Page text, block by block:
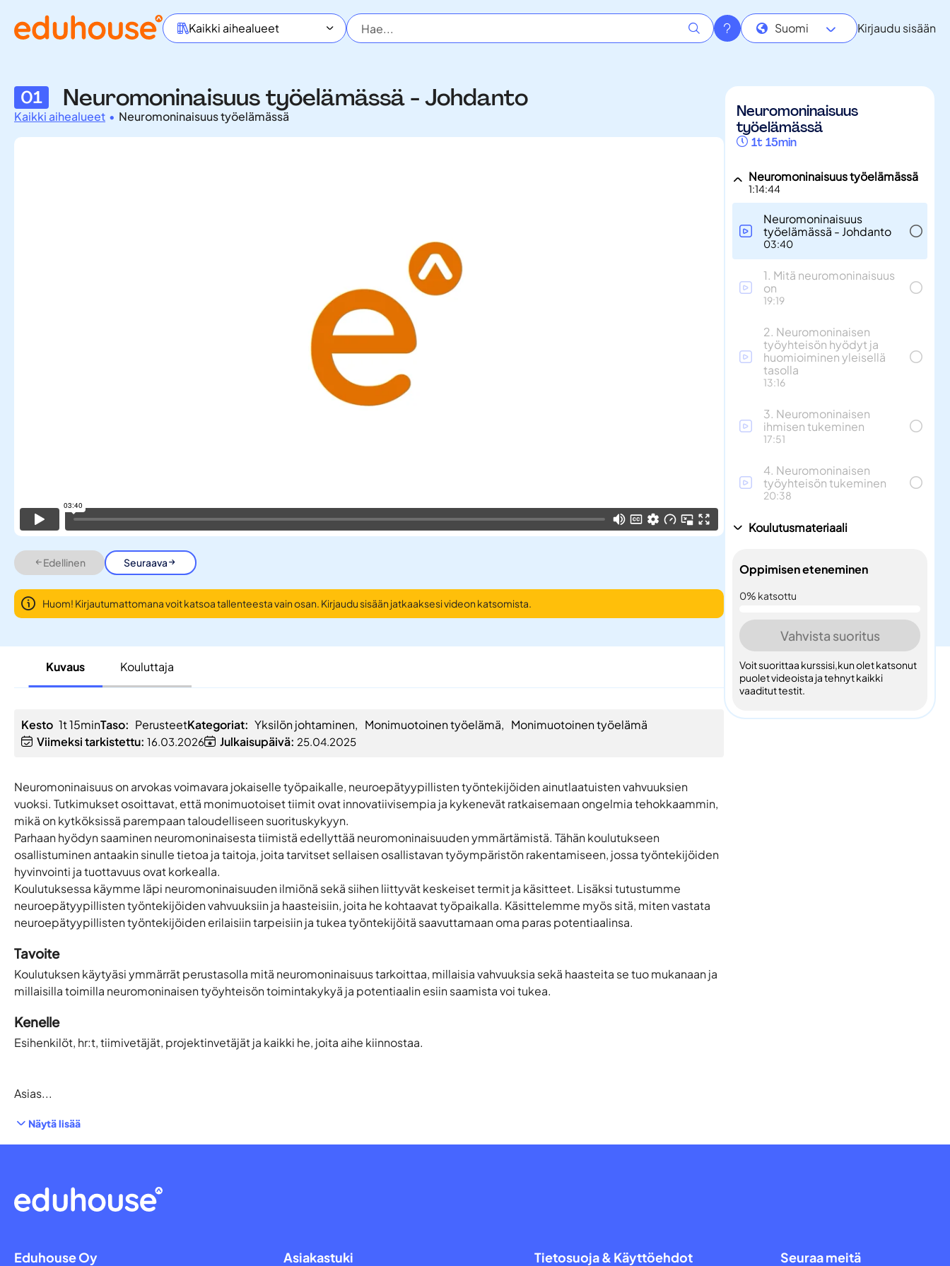
Kaikki aihealueet Suomi Kirjaudu sisään
01 Neuromoninaisuus työelämässä - Johdanto
Kaikki aihealueet • Neuromoninaisuus työelämässä
Edellinen Seuraava
Huom! Kirjautumattomana voit katsoa tallenteesta vain osan. Kirjaudu sisään jatkaaksesi videon katsomista.
Kuvaus Kouluttaja
Kesto 1t 15minTaso: PerusteetKategoriat: Yksilön johtaminen, Monimuotoinen työelämä, Monimuotoinen työelämä
Viimeksi tarkistettu: 16.03.2026 Julkaisupäivä: 25.04.2025
Neuromoninaisuus on arvokas voimavara jokaiselle työpaikalle, neuroepätyypillisten työntekijöiden ainutlaatuisten vahvuuksien
vuoksi. Tutkimukset osoittavat, että monimuotoiset tiimit ovat innovatiivisempia ja kykenevät ratkaisemaan ongelmia tehokkaammin,
mikä on kytköksissä parempaan taloudelliseen suorituskykyyn.
Parhaan hyödyn saaminen neuromoninaisesta tiimistä edellyttää neuromoninaisuuden ymmärtämistä. Tähän koulutukseen
osallistuminen antaakin sinulle tietoa ja taitoja, joita tarvitset sellaisen osallistavan työympäristön rakentamiseen, jossa työntekijöiden
hyvinvointi ja tuottavuus ovat korkealla.
Koulutuksessa käymme läpi neuromoninaisuuden ilmiönä sekä siihen liittyvät keskeiset termit ja käsitteet. Lisäksi tutustumme
neuroepätyypillisten työntekijöiden vahvuuksiin ja haasteisiin, joita he kohtaavat työpaikalla. Käsittelemme myös sitä, miten vastata
neuroepätyypillisten työntekijöiden erilaisiin tarpeisiin ja tukea työntekijöitä saavuttamaan oma paras potentiaalinsa.
Tavoite
Koulutuksen käytyäsi ymmärrät perustasolla mitä neuromoninaisuus tarkoittaa, millaisia vahvuuksia sekä haasteita se tuo mukanaan ja
millaisilla toimilla neuromoninaisen työyhteisön toimintakykyä ja potentiaalin esiin saamista voi tukea.
Kenelle
Esihenkilöt, hr:t, tiimivetäjät, projektinvetäjät ja kaikki he, joita aihe kiinnostaa.
Asias...
Näytä lisää
Neuromoninaisuus
työelämässä
1t 15min
Neuromoninaisuus työelämässä
1:14:44
Neuromoninaisuus
työelämässä - Johdanto
03:40
1. Mitä neuromoninaisuus
on
19:19
2. Neuromoninaisen
työyhteisön hyödyt ja
huomioiminen yleisellä
tasolla
13:16
3. Neuromoninaisen
ihmisen tukeminen
17:51
4. Neuromoninaisen
työyhteisön tukeminen
20:38
Koulutusmateriaali
Oppimisen eteneminen
0% katsottu
Vahvista suoritus
Voit suorittaa kurssisi,kun olet katsonut
puolet videoista ja tehnyt kaikki
vaaditut testit.
Eduhouse Oy Asiakastuki Tietosuoja & Käyttöehdot Seuraa meitä